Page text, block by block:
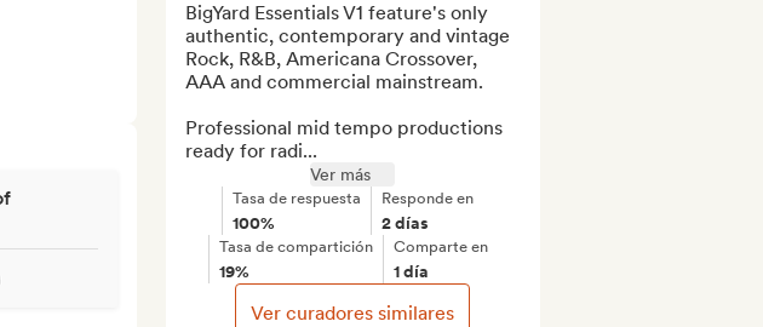
BigYard Essentials V1 feature's only
authentic, contemporary and vintage
Rock, R&B, Americana Crossover,
AAA and commercial mainstream.
Professional mid tempo productions
ready for radi...
Ver más
Tasa de respuesta
100%
Responde en
2 días
Tasa de compartición
19%
Comparte en
1 día
Ver curadores similares